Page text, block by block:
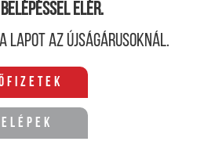
elér.
lapot az újságárusoknál.